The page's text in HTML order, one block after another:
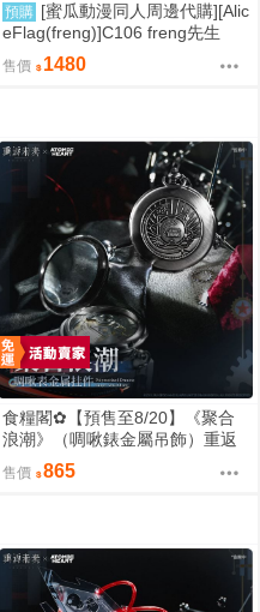
預購 [蜜瓜動漫同人周邊代購][Alic
eFlag(freng)]C106 freng先生
「コハル&ハナコ」B2Wスエー
ドタペストリー(蔚藍檔案)(同人
售價 1480
食糧閣✿【預售至8/20】《聚合
浪潮》（啁啾錶金屬吊飾）重返
未来1999／原子之心／聚合浪潮
／聯動／雙生舞伶／諾拉／泥鯭
行詩
售價 865